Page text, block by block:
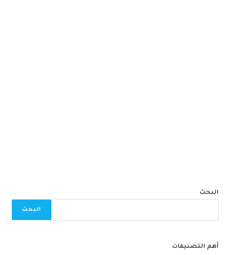
البحث
البحث
أهم التصنيفات